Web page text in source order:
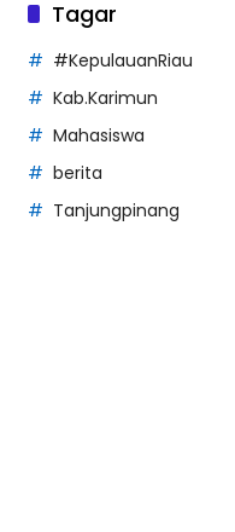
Tagar
#KepulauanRiau
Kab.Karimun
Mahasiswa
berita
Tanjungpinang